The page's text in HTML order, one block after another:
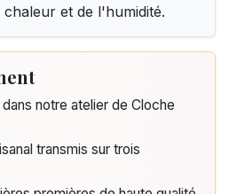
et de l'humidité.
notre atelier de Cloche
transmis sur trois